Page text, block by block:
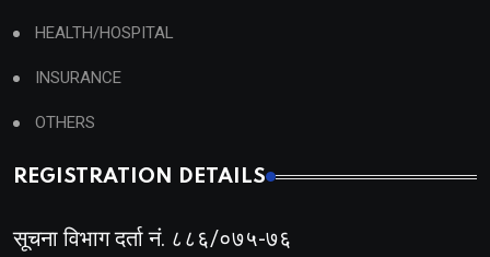
HEALTH/HOSPITAL
INSURANCE
OTHERS
REGISTRATION DETAILS
सूचना विभाग दर्ता नं. ८८६/०७५-७६